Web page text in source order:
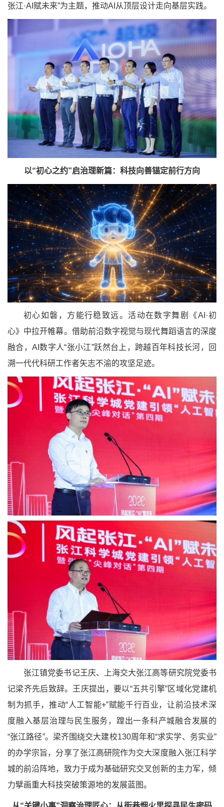
张江·AI赋未来”为主题，推动AI从顶层设计走向基层实践。
以“初心之约”启治理新篇：科技向善锚定前行方向
初心如磐，方能行稳致远。活动在数字舞剧《AI·初
心》中拉开帷幕。借助前沿数字视觉与现代舞蹈语言的深度
融合，AI数字人“张小江”跃然台上，跨越百年科技长河，回
溯一代代科研工作者矢志不渝的攻坚足迹。
张江镇党委书记王庆、上海交大张江高等研究院党委书
记梁齐先后致辞。王庆提出，要以“五共引擎”区域化党建机
制为抓手，推动“人工智能+”赋能千行百业，让前沿技术深
度融入基层治理与民生服务，蹚出一条科产城融合发展的
“张江路径”。梁齐围绕交大建校130周年和“求实学、务实业”
的办学宗旨，分享了张江高研院作为交大深度融入张江科学
城的前沿阵地，致力于成为基础研究交叉创新的主力军，倾
力擘画重大科技突破策源地的发展蓝图。